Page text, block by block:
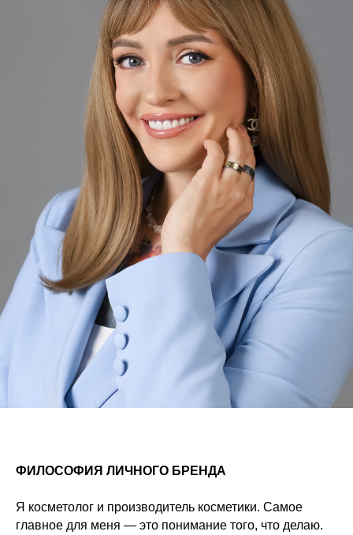
ФИЛОСОФИЯ ЛИЧНОГО БРЕНДА
Я косметолог и производитель косметики. Самое
главное для меня — это понимание того, что делаю.